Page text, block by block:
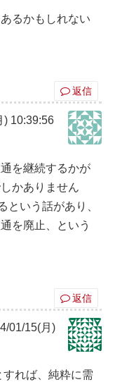
るかもしれない
返信
) 10:39:56
を継続するかが
かありません
という話があり、
を廃止、という
返信
01/15(月)
れば、純粋に需